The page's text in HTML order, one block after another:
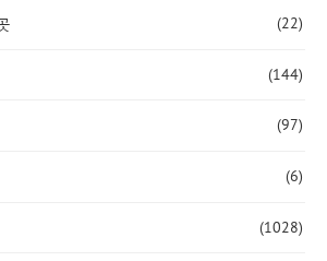
(22)
(144)
(97)
(6)
(1028)